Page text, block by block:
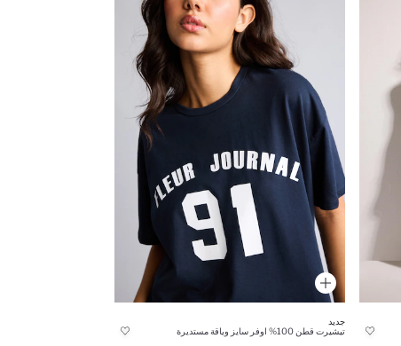
جديد
تيشيرت قطن 100% اوفر سايز وياقة مستديرة